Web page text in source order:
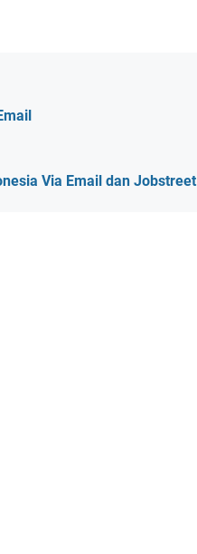
Via Email dan Jobstreet